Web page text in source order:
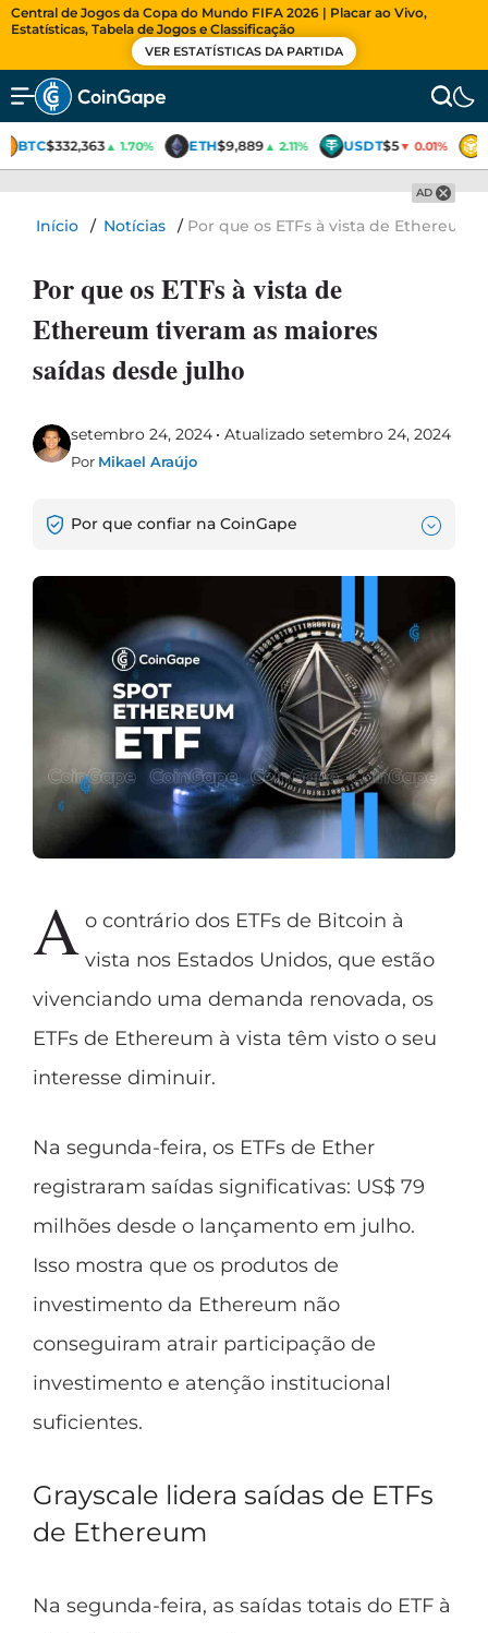
Central de Jogos da Copa do Mundo FIFA 2026 | Placar ao Vivo,
Estatísticas, Tabela de Jogos e Classificação
VER ESTATÍSTICAS DA PARTIDA
BTC$332,363▲ 1.70% ETH$9,889▲ 2.11% USDT$5▼ 0.01%
AD
Início / Notícias / Por que os ETFs à vista de Ethereum
Por que os ETFs à vista de
Ethereum tiveram as maiores
saídas desde julho
setembro 24, 2024 Atualizado setembro 24, 2024
Por Mikael Araújo
Por que confiar na CoinGape
A o contrário dos ETFs de Bitcoin à
vista nos Estados Unidos, que estão
vivenciando uma demanda renovada, os
ETFs de Ethereum à vista têm visto o seu
interesse diminuir.
Na segunda-feira, os ETFs de Ether
registraram saídas significativas: US$ 79
milhões desde o lançamento em julho.
Isso mostra que os produtos de
investimento da Ethereum não
conseguiram atrair participação de
investimento e atenção institucional
suficientes.
Grayscale lidera saídas de ETFs
de Ethereum
Na segunda-feira, as saídas totais do ETF à